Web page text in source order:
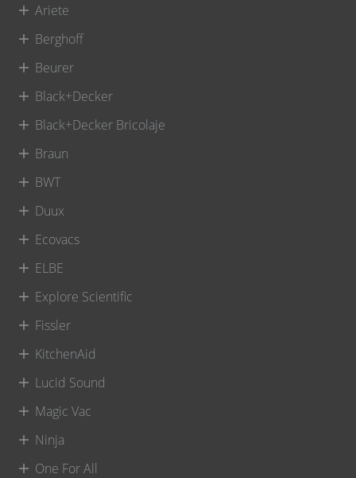
Ariete
Berghoff
Beurer
Black+Decker
Black+Decker Bricolaje
Braun
BWT
Duux
Ecovacs
ELBE
Explore Scientific
Fissler
KitchenAid
Lucid Sound
Magic Vac
Ninja
One For All